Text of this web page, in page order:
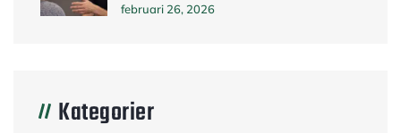
februari 26, 2026
Kategorier